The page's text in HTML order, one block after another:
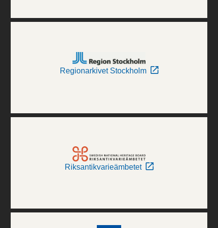
Regionarkivet Stockholm
Riksantikvarieämbetet